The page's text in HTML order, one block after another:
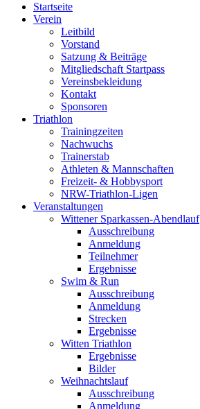
Startseite
Verein
Leitbild
Vorstand
Satzung & Beiträge
Mitgliedschaft Startpass
Vereinsbekleidung
Kontakt
Sponsoren
Triathlon
Trainingzeiten
Nachwuchs
Trainerstab
Athleten & Mannschaften
Freizeit- & Hobbysport
NRW-Triathlon-Ligen
Veranstaltungen
Wittener Sparkassen-Abendlauf
Ausschreibung
Anmeldung
Teilnehmer
Ergebnisse
Swim & Run
Ausschreibung
Anmeldung
Strecken
Ergebnisse
Witten Triathlon
Ergebnisse
Bilder
Weihnachtslauf
Ausschreibung
Anmeldung